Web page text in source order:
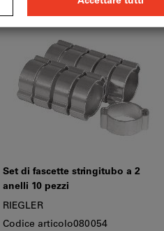
Set di fascette stringitubo a 2
anelli 10 pezzi
RIEGLER
Codice articolo080054